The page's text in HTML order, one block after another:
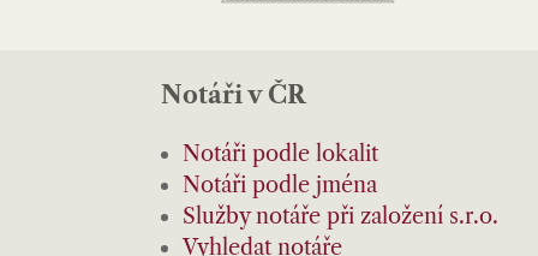
Notáři v ČR
Notáři podle lokalit
Notáři podle jména
Služby notáře při založení s.r.o.
Vyhledat notáře